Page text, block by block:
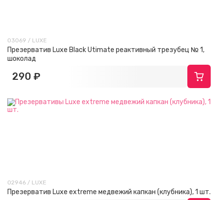
03069 / LUXE
Презерватив Luxe Black Utimate реактивный трезубец № 1,
шоколад
290 ₽
02946 / LUXE
Презерватив Luxe extreme медвежий капкан (клубника), 1 шт.